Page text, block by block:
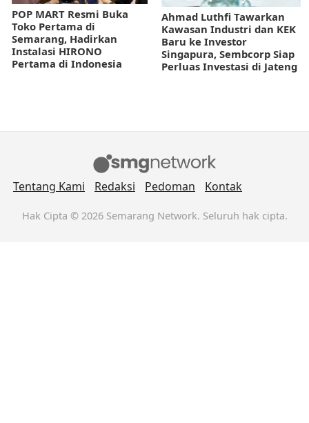
POP MART Resmi Buka
Toko Pertama di
Semarang, Hadirkan
Instalasi HIRONO
Pertama di Indonesia
Ahmad Luthfi Tawarkan
Kawasan Industri dan KEK
Baru ke Investor
Singapura, Sembcorp Siap
Perluas Investasi di Jateng
Tentang Kami Redaksi Pedoman Kontak
Hak Cipta © 2026 Semarang Network. Seluruh hak cipta.